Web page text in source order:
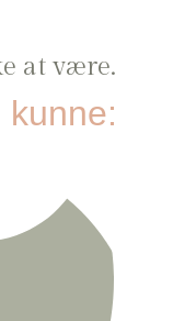
at være.